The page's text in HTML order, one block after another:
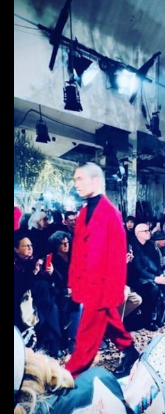
新郎衣装 レンタルタキシード東
レンタルタキシード名古屋
タキシードオーダー東京 タキシ
タキシード靴 青山
レディースタキシード オーダ
レンタルタキシード横浜
VALENTINO